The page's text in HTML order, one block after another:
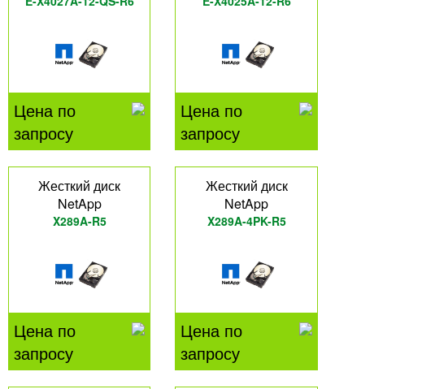
Цена по
запросу
Цена по
запросу
Жесткий диск
NetApp
X289A-R5
Цена по
запросу
Жесткий диск
NetApp
X289A-4PK-R5
Цена по
запросу